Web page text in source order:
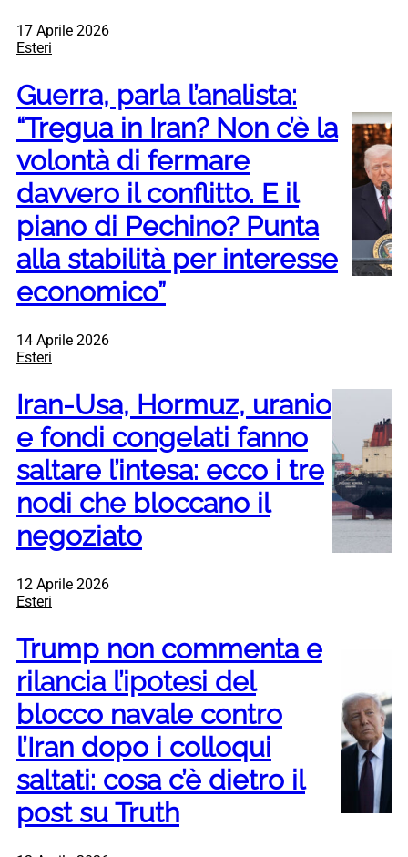
17 Aprile 2026
Esteri
Guerra, parla l’analista:
“Tregua in Iran? Non c’è la
volontà di fermare
davvero il conflitto. E il
piano di Pechino? Punta
alla stabilità per interesse
economico”
14 Aprile 2026
Esteri
Iran-Usa, Hormuz, uranio
e fondi congelati fanno
saltare l’intesa: ecco i tre
nodi che bloccano il
negoziato
12 Aprile 2026
Esteri
Trump non commenta e
rilancia l’ipotesi del
blocco navale contro
l’Iran dopo i colloqui
saltati: cosa c’è dietro il
post su Truth